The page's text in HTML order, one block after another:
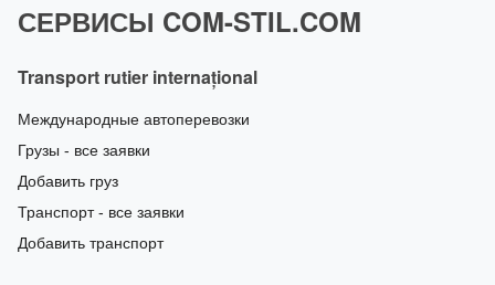
СЕРВИСЫ COM-STIL.COM
Transport rutier internațional
Международные автоперевозки
Грузы - все заявки
Добавить груз
Транспорт - все заявки
Добавить транспорт